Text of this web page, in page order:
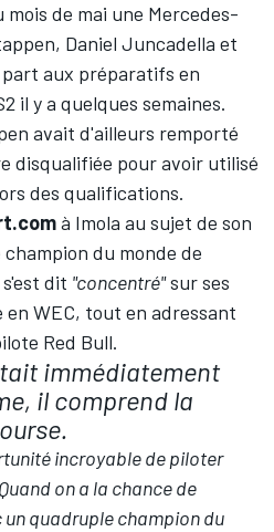
de mai une Mercedes-
, Daniel Juncadella et
part aux préparatifs en
il y a quelques semaines.
avait d'ailleurs remporté
disqualifiée pour avoir utilisé
des qualifications.
à Imola au sujet de son
du monde de
dit "concentré"sur ses
WEC, tout en adressant
Red Bull.
immédiatement
il comprend la
incroyable de piloter
on a la chance de
quadruple champion du